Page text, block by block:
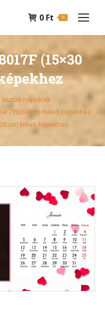
0 Ft 0
(15×30
asztali naptárak
(15x30 cm) fekvő képekhez
cm) fekvő képekhez